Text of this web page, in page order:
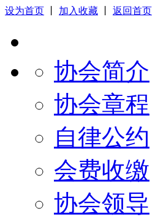
设为首页 加入收藏 返回首页
协会简介
协会章程
自律公约
会费收缴
协会领导